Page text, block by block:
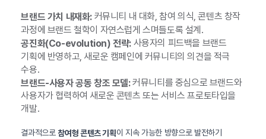
브랜드 가치 내재화:커뮤니티 내 대화, 참여 의식, 콘텐츠 창작
과정에 브랜드 철학이 자연스럽게 스며들도록 설계.
공진화(Co-evolution) 전략:사용자의 피드백을 브랜드
기획에 반영하고, 새로운 캠페인에 커뮤니티의 의견을 적극
수용.
브랜드-사용자 공동 창조 모델:커뮤니티를 중심으로 브랜드와
사용자가 협력하여 새로운 콘텐츠 또는 서비스 프로토타입을
개발.
결과적으로참여형 콘텐츠 기획이 지속 가능한 방향으로 발전하기